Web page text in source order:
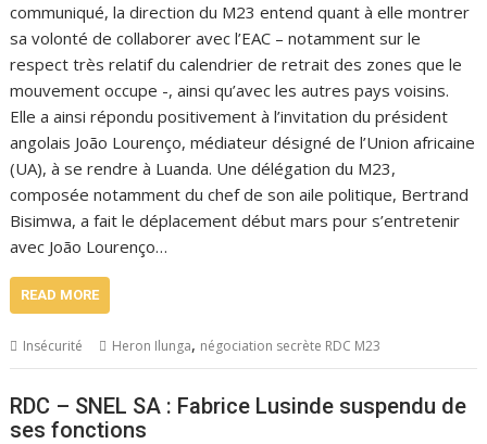
communiqué, la direction du M23 entend quant à elle montrer
sa volonté de collaborer avec l’EAC – notamment sur le
respect très relatif du calendrier de retrait des zones que le
mouvement occupe -, ainsi qu’avec les autres pays voisins.
Elle a ainsi répondu positivement à l’invitation du président
angolais João Lourenço, médiateur désigné de l’Union africaine
(UA), à se rendre à Luanda. Une délégation du M23,
composée notamment du chef de son aile politique, Bertrand
Bisimwa, a fait le déplacement début mars pour s’entretenir
avec João Lourenço…
READ MORE
Insécurité Heron Ilunga, négociation secrète RDC M23
RDC – SNEL SA : Fabrice Lusinde suspendu de
ses fonctions